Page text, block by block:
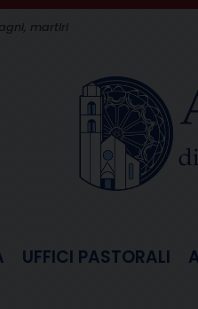
martiri
UFFICI PASTORALI